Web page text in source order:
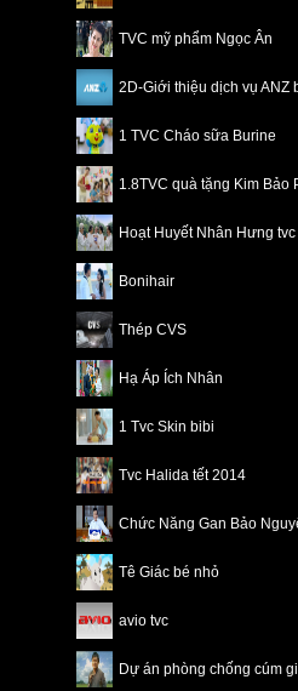
TVC mỹ phẩm Ngọc Ân
2D-Giới thiệu dịch vụ ANZ
1 TVC Cháo sữa Burine
1.8TVC quà tặng Kim Bảo
Hoạt Huyết Nhân Hưng tvc
Bonihair
Thép CVS
Hạ Áp Ích Nhân
1 Tvc Skin bibi
Tvc Halida tết 2014
Chức Năng Gan Bảo
Tê Giác bé nhỏ
avio tvc
Dự án phòng chống cúm